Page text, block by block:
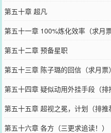
第五十章 超凡
第五十一章 100%炼化效率（求月票
第五十二章 预备星职
第五十三章 陈子璐的回信（求月票）
第五十四章 疑似动用外挂手段（排
第五十五章 超视之冕，计划（排推
第五十六章 各方（三更求追读！）